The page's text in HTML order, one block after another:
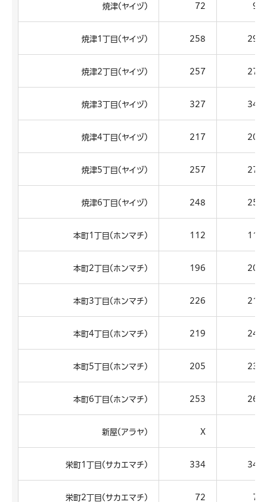
焼津(ヤイヅ) 72 90
焼津1丁目(ヤイヅ) 258 290
焼津2丁目(ヤイヅ) 257 279
焼津3丁目(ヤイヅ) 327 341
焼津4丁目(ヤイヅ) 217 207
焼津5丁目(ヤイヅ) 257 274
焼津6丁目(ヤイヅ) 248 256
本町1丁目(ホンマチ) 112 114
本町2丁目(ホンマチ) 196 202
本町3丁目(ホンマチ) 226 217
本町4丁目(ホンマチ) 219 247
本町5丁目(ホンマチ) 205 237
本町6丁目(ホンマチ) 253 268
新屋(アラヤ) X
栄町1丁目(サカエマチ) 334 345
栄町2丁目(サカエマチ) 72 75